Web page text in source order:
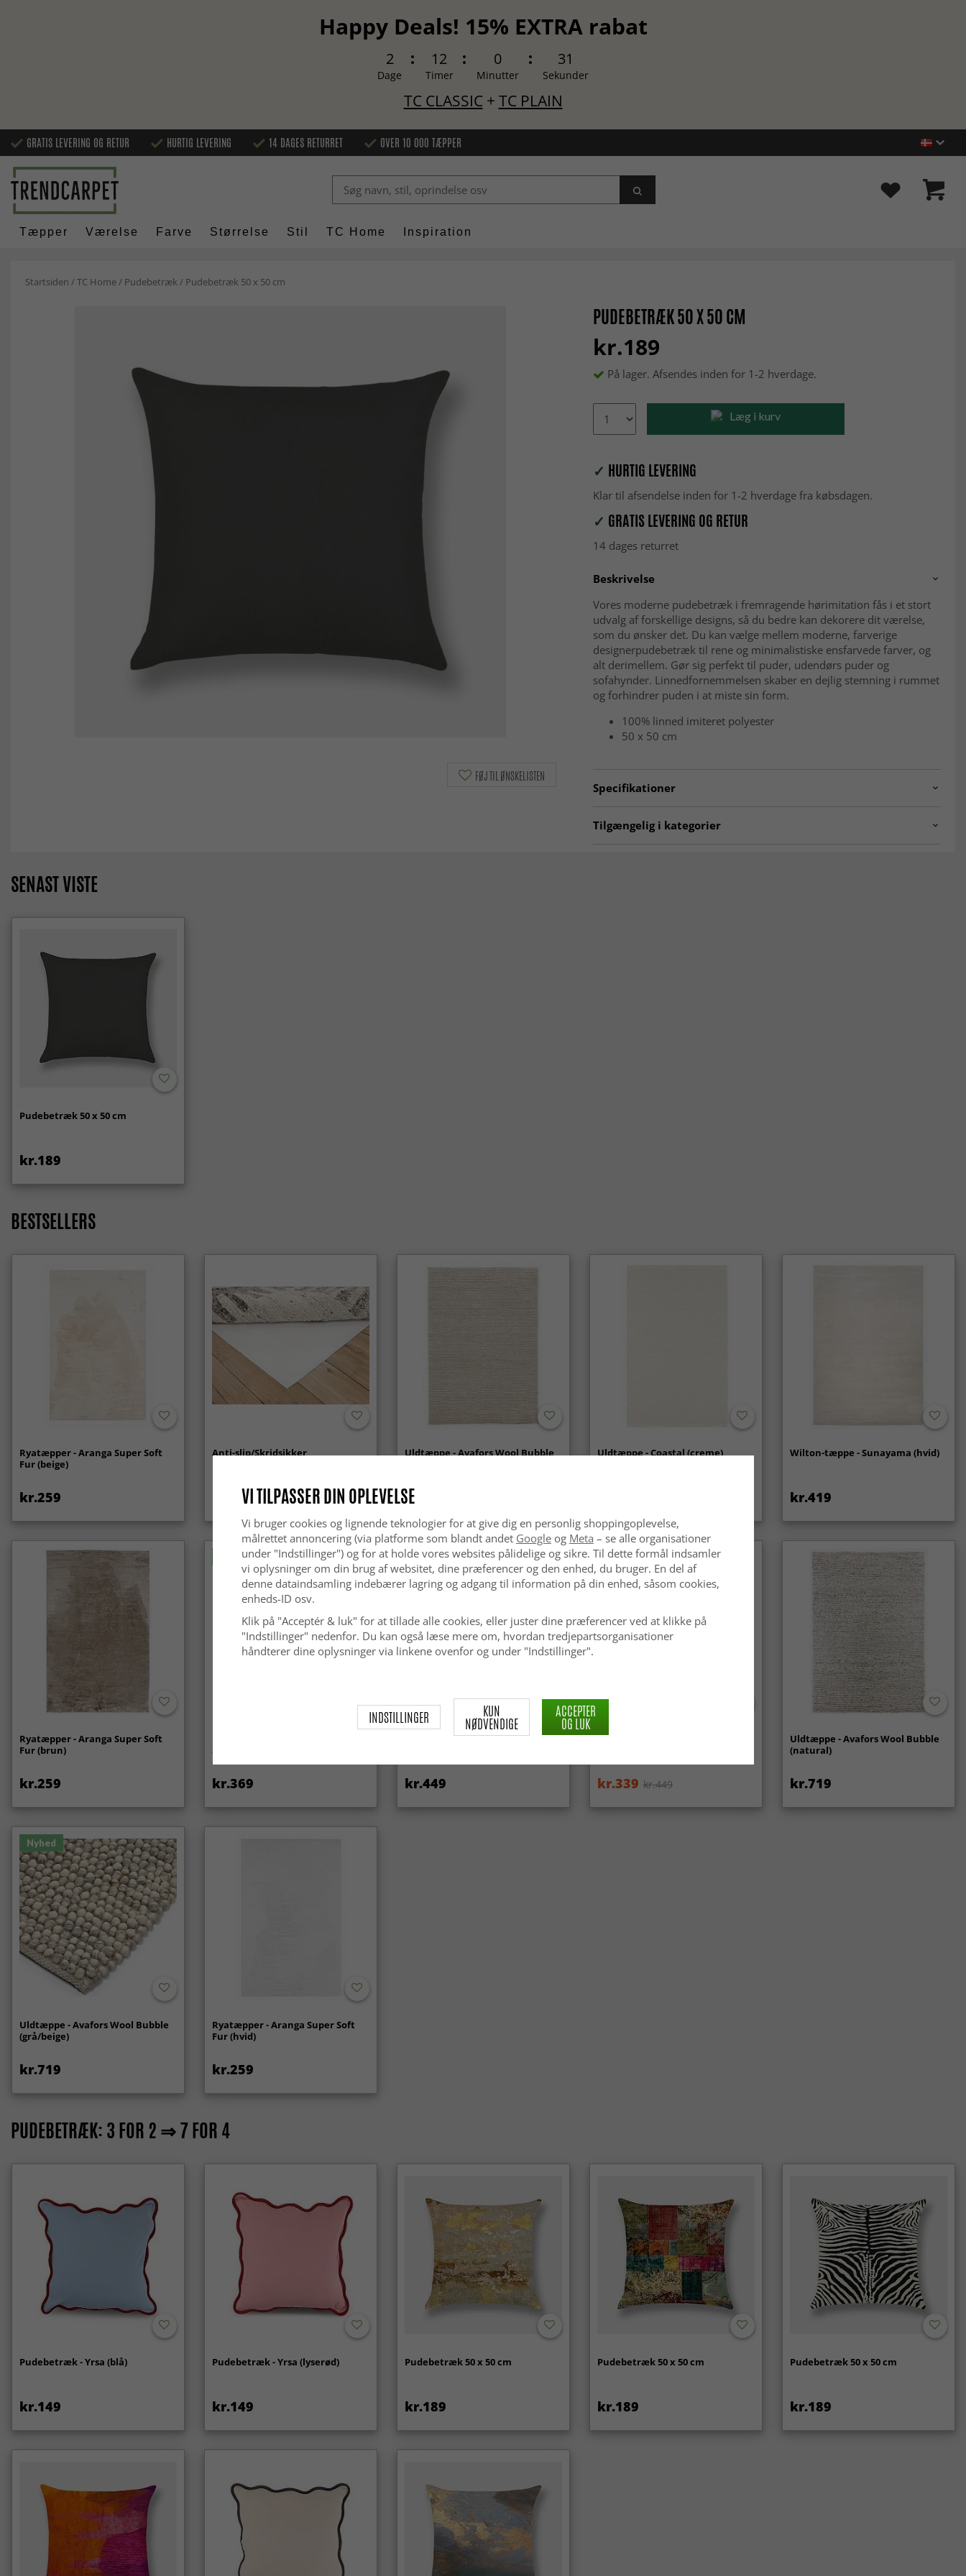
Happy Deals! 15% EXTRA rabat
2
Dage
12
Timer
0
Minutter
30
Sekunder
TC CLASSIC+ TC PLAIN
GRATIS LEVERING OG RETUR HURTIG LEVERING 14 DAGES RETURRET OVER 10 000 TÆPPER
Tæpper Værelse Farve Størrelse Stil TC Home Inspiration
Startsiden /TC Home/ Pudebetræk / Pudebetræk 50 x 50 cm
PUDEBETRÆK 50 X 50 CM
kr.189
På lager. Afsendes inden for 1-2 hverdage.
Læg i kurv
✓ HURTIG LEVERING
Klar til afsendelse inden for 1-2 hverdage fra købsdagen.
✓ GRATIS LEVERING OG RETUR
14 dages returret
Beskrivelse
Vores moderne pudebetræk i fremragende hørimitation fås i et stort
udvalg af forskellige designs, så du bedre kan dekorere dit værelse,
som du ønsker det. Du kan vælge mellem moderne, farverige
designerpudebetræk til rene og minimalistiske ensfarvede farver, og
alt derimellem. Gør sig perfekt til puder, udendørs puder og
sofahynder. Linnedfornemmelsen skaber en dejlig stemning i rummet
og forhindrer puden i at miste sin form.
100% linned imiteret polyester
50 x 50 cm
Specifikationer
Tilgængelig i kategorier
FØJ TIL ØNSKELISTEN
SENAST VISTE
Pudebetræk 50 x 50 cm
kr.189
BESTSELLERS
Ryatæpper - Aranga Super Soft
Fur (beige)
kr.259
Anti-slip/Skridsikker
kr.119
Uldtæppe - Avafors Wool Bubble
kr.629
Uldtæppe - Coastal (creme) Wilton-tæppe - Sunayama (hvid)
kr.419
Ryatæpper - Aranga Super Soft
Fur (brun)
kr.259
Nyhed
Soft Fur (beige)
kr.369
Tæpper til indendørs/udendørs
kr.449
Wilton-tæppe - Gombalia
kr.339 kr.449
Uldtæppe - Avafors Wool Bubble
(natural)
kr.719
Nyhed
Uldtæppe - Avafors Wool Bubble
(grå/beige)
kr.719
Ryatæpper - Aranga Super Soft
Fur (hvid)
kr.259
PUDEBETRÆK: 3 FOR 2 ⇒ 7 FOR 4
Pudebetræk - Yrsa (blå)
kr.149
Pudebetræk - Yrsa (lyserød)
kr.149
Pudebetræk 50 x 50 cm
kr.189
Pudebetræk 50 x 50 cm
kr.189
Pudebetræk 50 x 50 cm
kr.189
VI TILPASSER DIN OPLEVELSE
Vi bruger cookies og lignende teknologier for at give dig en personlig shoppingoplevelse,
målrettet annoncering (via platforme som blandt andet Googleog Meta – se alle organisationer
under "Indstillinger") og for at holde vores websites pålidelige og sikre. Til dette formål indsamler
vi oplysninger om din brug af websitet, dine præferencer og den enhed, du bruger. En del af
denne dataindsamling indebærer lagring og adgang til information på din enhed, såsom cookies,
enheds-ID osv.
Klik på "Acceptér & luk" for at tillade alle cookies, eller juster dine præferencer ved at klikke på
"Indstillinger" nedenfor. Du kan også læse mere om, hvordan tredjepartsorganisationer
håndterer dine oplysninger via linkene ovenfor og under "Indstillinger".
INDSTILLINGER KUN
NØDVENDIGE
ACCEPTER
OG LUK